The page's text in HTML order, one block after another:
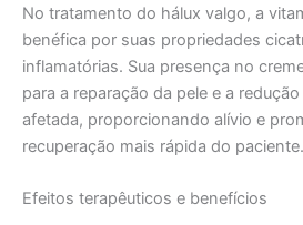
No tratamento do hálux valgo, a
benéfica por suas propriedades
inflamatórias. Sua presença no
para a reparação da pele e a
afetada, proporcionando alívio e
recuperação mais rápida do paciente.
Efeitos terapêuticos e benefícios